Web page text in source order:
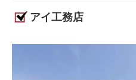
アイ工務店